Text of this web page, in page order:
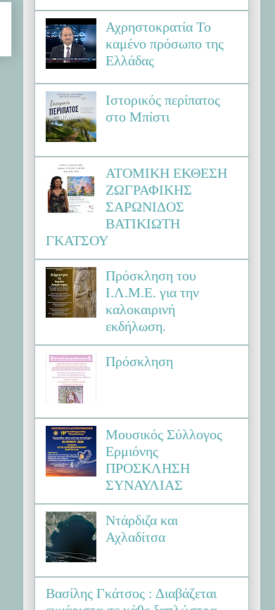
Αχρηστοκρατία Το
καμένο πρόσωπο της
Ελλάδας
Ιστορικός περίπατος
στο Μπίστι
ΑΤΟΜΙΚΗ ΕΚΘΕΣΗ
ΖΩΓΡΑΦΙΚΗΣ
ΣΑΡΩΝΙΔΟΣ
ΒΑΤΙΚΙΩΤΗ
ΓΚΑΤΣΟΥ
Πρόσκληση του
Ι.Λ.Μ.Ε. για την
καλοκαιρινή
εκδήλωση.
Πρόσκληση
Μουσικός Σύλλογος
Ερμιόνης
ΠΡΟΣΚΛΗΣΗ
ΣΥΝΑΥΛΙΑΣ
Ντάρδιζα και
Αχλαδίτσα
Βασίλης Γκάτσος : Διαβάζεται